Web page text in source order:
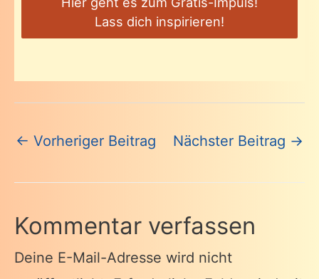
Lass dich inspirieren!
Beitragsnavigation
← Vorheriger Beitrag Nächster Beitrag →
Kommentar verfassen
Deine E-Mail-Adresse wird nicht